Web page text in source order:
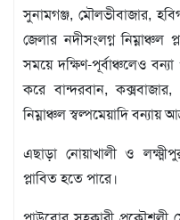
স্বাস্থ্য
পর্যটন
লাইফস্টাইল
ফটো
প্রবাস
শিক্ষা
ও
সংস্কৃতি
সুনামগঞ্জ, মৌলভীবাজার,
জেলার নদীসংলগ্ন
সময়ে দক্ষিণ-পূর্বাঞ্চলেও
করে বান্দরবান,
নিম্নাঞ্চল স্বল্পমেয়াদি
এছাড়া নোয়াখালী ও
প্লাবিত হতে পারে।